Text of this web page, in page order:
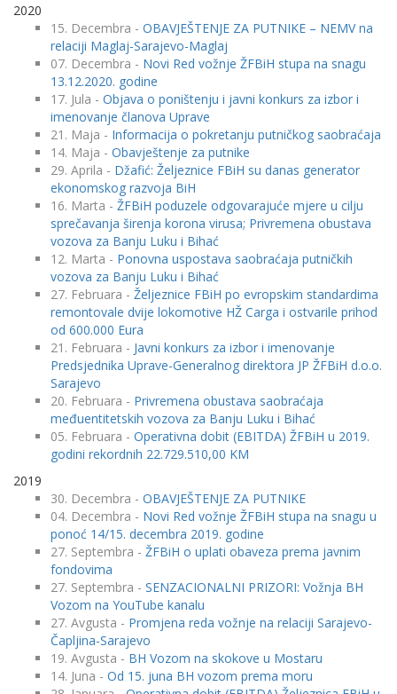
2020
15. Decembra - OBAVJEŠTENJE ZA PUTNIKE – NEMV na
relaciji Maglaj-Sarajevo-Maglaj
07. Decembra - Novi Red vožnje ŽFBiH stupa na snagu
13.12.2020. godine
17. Jula - Objava o poništenju i javni konkurs za izbor i
imenovanje članova Uprave
21. Maja - Informacija o pokretanju putničkog saobraćaja
14. Maja - Obavještenje za putnike
29. Aprila - Džafić: Željeznice FBiH su danas generator
ekonomskog razvoja BiH
16. Marta - ŽFBiH poduzele odgovarajuće mjere u cilju
sprečavanja širenja korona virusa; Privremena obustava
vozova za Banju Luku i Bihać
12. Marta - Ponovna uspostava saobraćaja putničkih
vozova za Banju Luku i Bihać
27. Februara - Željeznice FBiH po evropskim standardima
remontovale dvije lokomotive HŽ Carga i ostvarile prihod
od 600.000 Eura
21. Februara - Javni konkurs za izbor i imenovanje
Predsjednika Uprave-Generalnog direktora JP ŽFBiH d.o.o.
Sarajevo
20. Februara - Privremena obustava saobraćaja
međuentitetskih vozova za Banju Luku i Bihać
05. Februara - Operativna dobit (EBITDA) ŽFBiH u 2019.
godini rekordnih 22.729.510,00 KM
2019
30. Decembra - OBAVJEŠTENJE ZA PUTNIKE
04. Decembra - Novi Red vožnje ŽFBiH stupa na snagu u
ponoć 14/15. decembra 2019. godine
27. Septembra - ŽFBiH o uplati obaveza prema javnim
fondovima
27. Septembra - SENZACIONALNI PRIZORI: Vožnja BH
Vozom na YouTube kanalu
27. Avgusta - Promjena reda vožnje na relaciji Sarajevo-
Čapljina-Sarajevo
19. Avgusta - BH Vozom na skokove u Mostaru
14. Juna - Od 15. juna BH vozom prema moru